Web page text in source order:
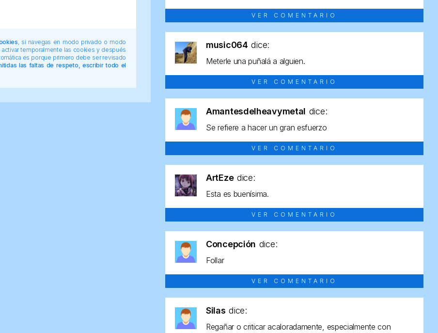
, si navegas en modo privado o modo
temporalmente las cookies y después
es porque primero debe ser revisado
las faltas de respeto, escribir todo el
VER COMENTARIO
music064 dice:
Meterle una puñalá a alguien.
VER COMENTARIO
Amantesdelheavymetal dice:
Se refiere a hacer un gran esfuerzo
VER COMENTARIO
ArtEze dice:
Esta es buenísima.
VER COMENTARIO
Concepción dice:
Follar
VER COMENTARIO
Silas dice:
Regañar o criticar acaloradamente, especialmente con